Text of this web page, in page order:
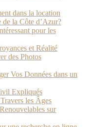
dans la location
de la Côte d’Azur?
pour les
et Réalité
des Photos
Vos Données dans un
Expliqués
les Âges
sur